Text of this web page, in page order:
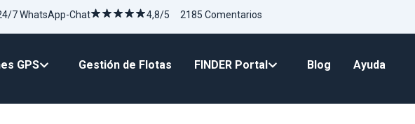
7 WhatsApp-Chat 4,8/5 2185 Comentarios
GPS Gestión de Flotas FINDER Portal Blog Ayuda